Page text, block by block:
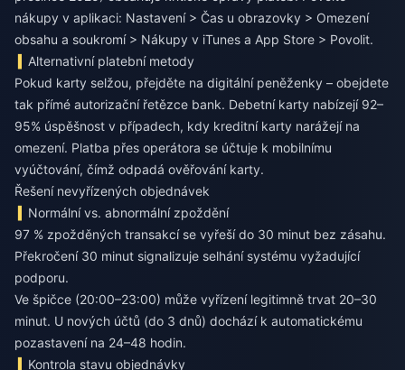
nákupy v aplikaci: Nastavení > Čas u obrazovky > Omezení
obsahu a soukromí > Nákupy v iTunes a App Store > Povolit.
Alternativní platební metody
Pokud karty selžou, přejděte na digitální peněženky – obejdete
tak přímé autorizační řetězce bank. Debetní karty nabízejí 92–
95% úspěšnost v případech, kdy kreditní karty narážejí na
omezení. Platba přes operátora se účtuje k mobilnímu
vyúčtování, čímž odpadá ověřování karty.
Řešení nevyřízených objednávek
Normální vs. abnormální zpoždění
97 % zpožděných transakcí se vyřeší do 30 minut bez zásahu.
Překročení 30 minut signalizuje selhání systému vyžadující
podporu.
Ve špičce (20:00–23:00) může vyřízení legitimně trvat 20–30
minut. U nových účtů (do 3 dnů) dochází k automatickému
pozastavení na 24–48 hodin.
Kontrola stavu objednávky